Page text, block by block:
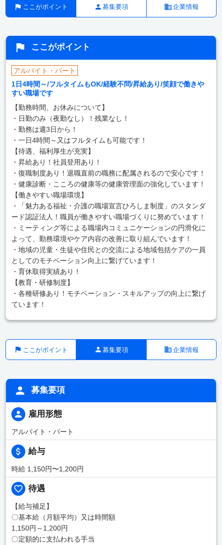
ここがポイント 募集要項 企業情報
ここがポイント
アルバイト・パート
1日4時間～/フルタイムもOK/経験不問/昇給あり/笑顔で働きや
すい職場です
【勤務時間、お休みについて】
・日勤のみ（夜勤なし）！残業なし！
・勤務は週3日から！
・一日4時間～又はフルタイムも可能です！
【待遇、福利厚生が充実】
・昇給あり！社員登用あり！
・復職制度あり！退職直前の職務に配属されるので安心です！
・健康診断・こころの健康等の健康管理面の強化しています！
【働きやすい職場環境】
・「魅力ある福祉・介護の職場宣言ひろしま制度」のスタンダ
ード認証法人！職員が働きやすい職場づくりに努めています！
・ミーティング等による職場内コミュニケーションの円滑化に
よって、勤務環境やケア内容の改善に取り組んでいます！
・地域の児童・生徒や住民との交流による地域包括ケアの一員
としてのモチベーション向上に繋げています！
・育休取得実績あり！
【教育・研修制度】
・各種研修あり！モチベーション・スキルアップの向上に繋げ
ています！
ここがポイント 募集要項 企業情報
募集要項
雇用形態
アルバイト・パート
給与
時給 1,150円〜1,200円
待遇
【給与補足】
〇基本給（月額平均）又は時間額
1,150円～1,200円
〇定額的に支払われる手当